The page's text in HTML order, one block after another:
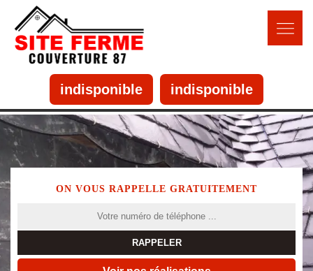
indisponible indisponible
ON VOUS RAPPELLE GRATUITEMENT